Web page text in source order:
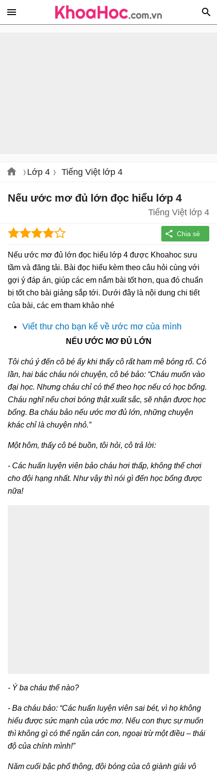
Lớp 4 Tiếng Việt lớp 4
Nếu ước mơ đủ lớn đọc hiểu lớp 4
Tiếng Việt lớp 4
Nếu ước mơ đủ lớn đọc hiểu lớp 4 được Khoahoc sưu
tầm và đăng tải. Bài đọc hiểu kèm theo câu hỏi cùng với
gợi ý đáp án, giúp các em nắm bài tốt hơn, qua đó chuẩn
bị tốt cho bài giảng sắp tới. Dưới đây là nội dung chi tiết
của bài, các em tham khảo nhé
Viết thư cho bạn kể về ước mơ của mình
NẾU ƯỚC MƠ ĐỦ LỚN
Tôi chú ý đến cô bé ấy khi thấy cô rất ham mê bóng rổ. Có
lần, hai bác cháu nói chuyện, cô bé bảo: “Cháu muốn vào
đại học. Nhưng cháu chỉ có thể theo học nếu có học bổng.
Cháu nghĩ nếu chơi bóng thật xuất sắc, sẽ nhận được học
bổng. Ba cháu bảo nếu ước mơ đủ lớn, những chuyện
khác chỉ là chuyện nhỏ.”
Một hôm, thấy cô bé buồn, tôi hỏi, cô trả lời:
- Các huấn luyện viên bảo cháu hơi thấp, không thể chơi
cho đội hạng nhất. Như vậy thì nói gì đến học bổng được
nữa!
- Ý ba cháu thế nào?
- Ba cháu bảo: “Các huấn luyện viên sai bét, vì họ không
hiểu được sức mạnh của ước mơ. Nếu con thực sự muốn
thì không gì có thể ngăn cản con, ngoại trừ một điều – thái
độ của chính mình!”
Năm cuối bậc phổ thông, đội bóng của cô giành giải vô